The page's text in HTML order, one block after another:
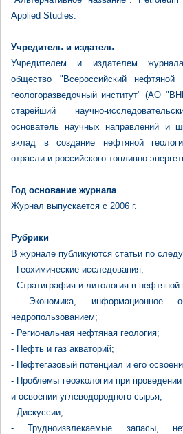
Applied Studies.
Учредитель и издатель
Учредителем и издателем
общество "Всероссийский нефтяной
геологоразведочный институт" (АО
старейший научно-
основатель научных направлений и
вклад в создание нефтяной
отрасли и российского топливно-
Год основание журнала
Журнал выпускается с 2006 г.
Рубрики
В журнале публикуются статьи по
- Геохимические исследования;
- Стратиграфия и литология в нефтяной
- Экономика, информационное
недропользованием;
- Региональная нефтяная геология;
- Нефть и газ акваторий;
- Нефтегазовый потенциал и его
- Проблемы геоэкологии при
и освоении углеводородного сырья;
- Дискуссии;
- Трудноизвлекаемые запасы,